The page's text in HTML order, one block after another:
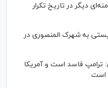
دیگر در تاریخ تکرار
به شهرک المنصوری در
ترامپ فاسد است و آمریکا
است